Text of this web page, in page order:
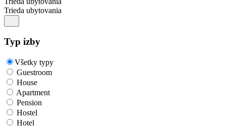
Trieda ubytovania
Typ izby
Všetky typy
Guestroom
House
Apartment
Pension
Hostel
Hotel